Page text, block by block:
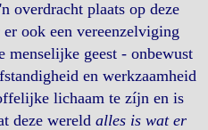
overdracht plaats op deze
ook een vereenzelviging
menselijke geest - onbewust
en werkzaamheid
lichaam te zíjn en is
deze wereld alles is wat er